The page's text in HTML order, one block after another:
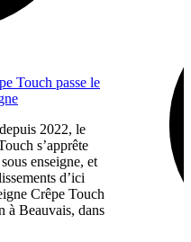
Touch passe le
2022, le
s’apprête
enseigne, et
d’ici
Crêpe Touch
à Beauvais, dans